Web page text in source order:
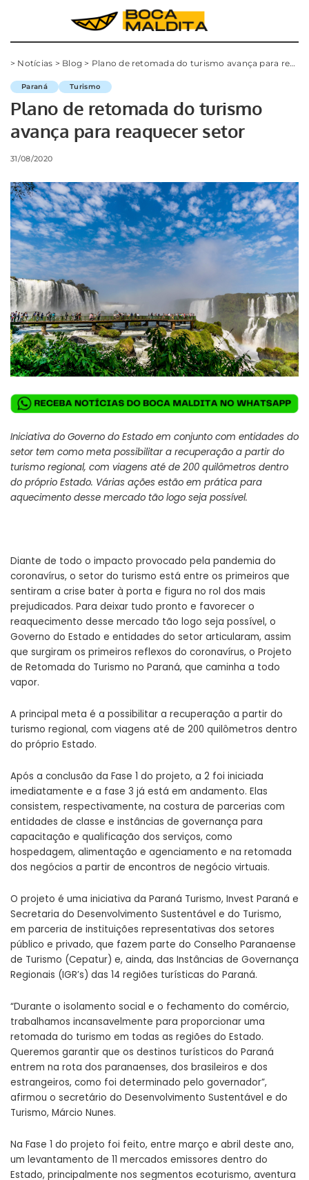
> Notícias > Blog > Plano de retomada do turismo avança para reaquecer setor
Paraná Turismo
Plano de retomada do turismo
avança para reaquecer setor
31/08/2020
Iniciativa do Governo do Estado em conjunto com entidades do
setor tem como meta possibilitar a recuperação a partir do
turismo regional, com viagens até de 200 quilômetros dentro
do próprio Estado. Várias ações estão em prática para
aquecimento desse mercado tão logo seja possível.
Diante de todo o impacto provocado pela pandemia do
coronavírus, o setor do turismo está entre os primeiros que
sentiram a crise bater à porta e figura no rol dos mais
prejudicados. Para deixar tudo pronto e favorecer o
reaquecimento desse mercado tão logo seja possível, o
Governo do Estado e entidades do setor articularam, assim
que surgiram os primeiros reflexos do coronavírus, o Projeto
de Retomada do Turismo no Paraná, que caminha a todo
vapor.
A principal meta é a possibilitar a recuperação a partir do
turismo regional, com viagens até de 200 quilômetros dentro
do próprio Estado.
Após a conclusão da Fase 1 do projeto, a 2 foi iniciada
imediatamente e a fase 3 já está em andamento. Elas
consistem, respectivamente, na costura de parcerias com
entidades de classe e instâncias de governança para
capacitação e qualificação dos serviços, como
hospedagem, alimentação e agenciamento e na retomada
dos negócios a partir de encontros de negócio virtuais.
O projeto é uma iniciativa da Paraná Turismo, Invest Paraná e
Secretaria do Desenvolvimento Sustentável e do Turismo,
em parceria de instituições representativas dos setores
público e privado, que fazem parte do Conselho Paranaense
de Turismo (Cepatur) e, ainda, das Instâncias de Governança
Regionais (IGR’s) das 14 regiões turísticas do Paraná.
“Durante o isolamento social e o fechamento do comércio,
trabalhamos incansavelmente para proporcionar uma
retomada do turismo em todas as regiões do Estado.
Queremos garantir que os destinos turísticos do Paraná
entrem na rota dos paranaenses, dos brasileiros e dos
estrangeiros, como foi determinado pelo governador”,
afirmou o secretário do Desenvolvimento Sustentável e do
Turismo, Márcio Nunes.
Na Fase 1 do projeto foi feito, entre março e abril deste ano,
um levantamento de 11 mercados emissores dentro do
Estado, principalmente nos segmentos ecoturismo, aventura